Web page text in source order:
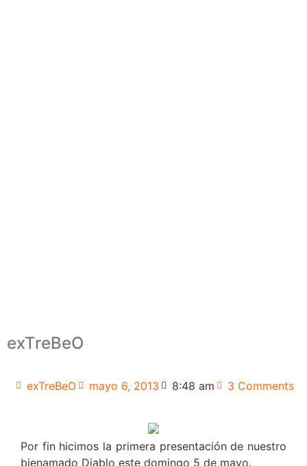
exTreBeO
exTreBeO mayo 6, 2013 8:48 am 3 Comments
Por fin hicimos la primera presentación de nuestro
bienamado Diablo este domingo 5 de mayo.